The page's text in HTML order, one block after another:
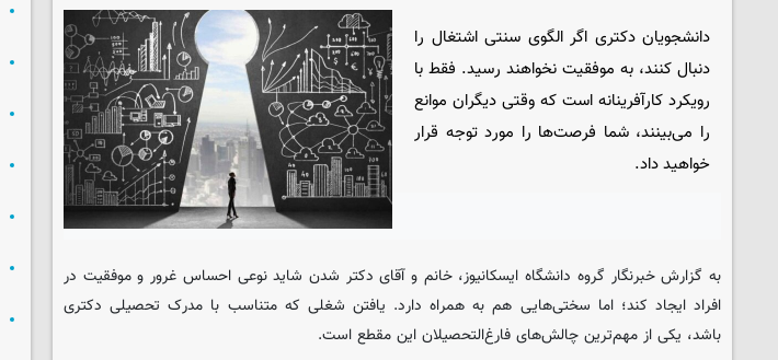
دانشجویان دکتری اگر الگوی سنتی اشتغال را
دنبال کنند، به موفقیت نخواهند رسید. فقط با
رویکرد کارآفرینانه است که وقتی دیگران موانع
را می‌بینند، شما فرصت‌ها را مورد توجه قرار
خواهید داد.
به گزارش خبرنگار گروه دانشگاه ایسکانیوز، خانم و آقای دکتر شدن شاید نوعی احساس غرور و موفقیت در
افراد ایجاد کند؛ اما سختی‌هایی هم به همراه دارد. یافتن شغلی که متناسب با مدرک تحصیلی دکتری
باشد، یکی از مهم‌ترین چالش‌های فارغ‌التحصیلان این مقطع است.